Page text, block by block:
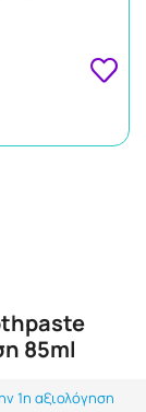
85ml
1η αξιολόγηση